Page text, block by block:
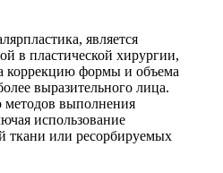
является
в пластической хирургии,
коррекцию формы и объема
выразительного лица.
методов выполнения
использование
ткани или ресорбируемых